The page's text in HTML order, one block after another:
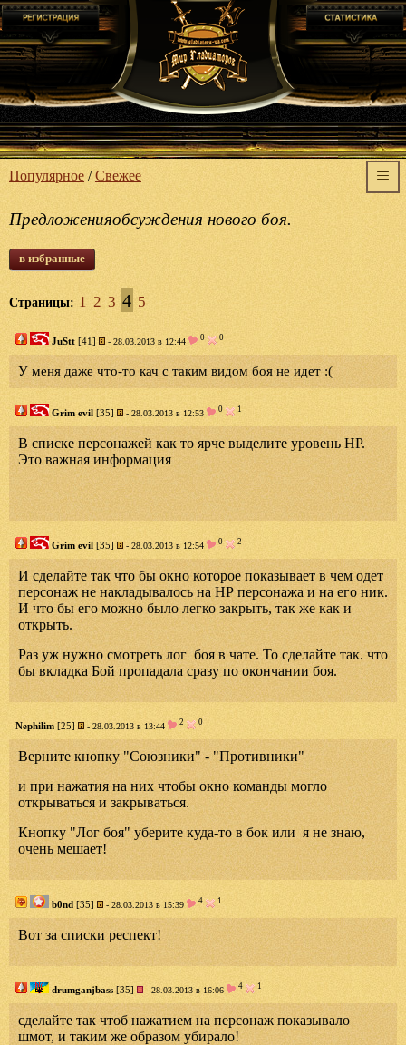
Популярное /Свежее
Предложенияобсуждения нового боя.
в избранные
Страницы: 1 2 3 4 5
JuStt [41] - 28.03.2013 в 12:44 0 0
У меня даже что-то кач с таким видом боя не идет :(
Grim evil [35] - 28.03.2013 в 12:53 0 1
В списке персонажей как то ярче выделите уровень НР.
Это важная информация
Grim evil [35] - 28.03.2013 в 12:54 0 2
И сделайте так что бы окно которое показывает в чем одет
персонаж не накладывалось на НР персонажа и на его ник.
И что бы его можно было легко закрыть, так же как и
открыть.
Раз уж нужно смотреть лог боя в чате. То сделайте так. что
бы вкладка Бой пропадала сразу по окончании боя.
Nephilim [25] - 28.03.2013 в 13:44 2 0
Верните кнопку "Союзники" - "Противники"
и при нажатия на них чтобы окно команды могло
открываться и закрываться.
Кнопку "Лог боя" уберите куда-то в бок или я не знаю,
очень мешает!
b0nd [35] - 28.03.2013 в 15:39 4 1
Вот за списки респект!
drumganjbass [35] - 28.03.2013 в 16:06 4 1
сделайте так чтоб нажатием на персонаж показывало
шмот, и таким же образом убирало!